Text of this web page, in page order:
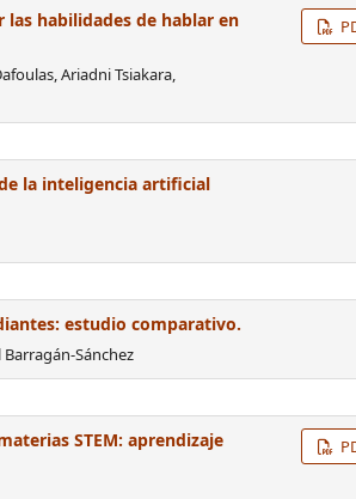
habilidades de hablar en
Ariadni Tsiakara,
la inteligencia artificial
estudio comparativo.
Sánchez
STEM: aprendizaje